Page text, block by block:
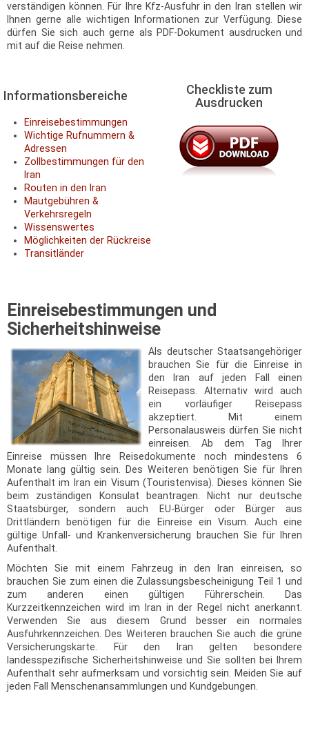
verständigen können. Für Ihre Kfz-Ausfuhr in den Iran stellen wir
Ihnen gerne alle wichtigen Informationen zur Verfügung. Diese
dürfen Sie sich auch gerne als PDF-Dokument ausdrucken und
mit auf die Reise nehmen.
Informationsbereiche
Checkliste zum
Ausdrucken
Einreisebestimmungen
Wichtige Rufnummern &
Adressen
Zollbestimmungen für den
Iran
Routen in den Iran
Mautgebühren &
Verkehrsregeln
Wissenswertes
Möglichkeiten der Rückreise
Transitländer
Einreisebestimmungen und
Sicherheitshinweise
Als deutscher Staatsangehöriger
brauchen Sie für die Einreise in
den Iran auf jeden Fall einen
Reisepass. Alternativ wird auch
ein vorläufiger Reisepass
akzeptiert. Mit einem
Personalausweis dürfen Sie nicht
einreisen. Ab dem Tag Ihrer
Einreise müssen Ihre Reisedokumente noch mindestens 6
Monate lang gültig sein. Des Weiteren benötigen Sie für Ihren
Aufenthalt im Iran ein Visum (Touristenvisa). Dieses können Sie
beim zuständigen Konsulat beantragen. Nicht nur deutsche
Staatsbürger, sondern auch EU-Bürger oder Bürger aus
Drittländern benötigen für die Einreise ein Visum. Auch eine
gültige Unfall- und Krankenversicherung brauchen Sie für Ihren
Aufenthalt.
Möchten Sie mit einem Fahrzeug in den Iran einreisen, so
brauchen Sie zum einen die Zulassungsbescheinigung Teil 1 und
zum anderen einen gültigen Führerschein. Das
Kurzzeitkennzeichen wird im Iran in der Regel nicht anerkannt.
Verwenden Sie aus diesem Grund besser ein normales
Ausfuhrkennzeichen. Des Weiteren brauchen Sie auch die grüne
Versicherungskarte. Für den Iran gelten besondere
landesspezifische Sicherheitshinweise und Sie sollten bei Ihrem
Aufenthalt sehr aufmerksam und vorsichtig sein. Meiden Sie auf
jeden Fall Menschenansammlungen und Kundgebungen.